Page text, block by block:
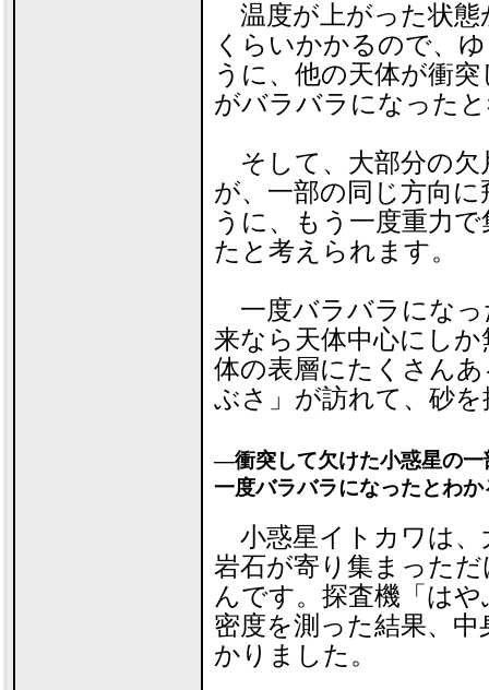
温度が上がった状態
くらいかかるので、
うに、他の天体が衝
がバラバラになった
そして、大部分の欠
が、一部の同じ方向
うに、もう一度重力
たと考えられます。
一度バラバラになっ
来なら天体中心にし
体の表層にたくさん
ぶさ」が訪れて、砂
―衝突して欠けた小惑星の一
一度バラバラになったとわ
小惑星イトカワは、
岩石が寄り集まった
んです。探査機「は
密度を測った結果、
かりました。